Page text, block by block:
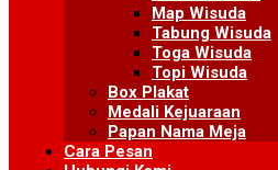
Map Wisuda
Tabung Wisuda
Toga Wisuda
Topi Wisuda
Box Plakat
Medali Kejuaraan
Papan Nama Meja
Cara Pesan